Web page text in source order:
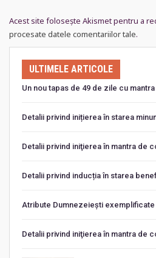
Acest site folosește Akismet pentru a
procesate datele comentariilor tale.
ULTIMELE ARTICOLE
Un nou tapas de 49 de zile cu
Detalii privind inițierea în starea
Detalii privind iniţierea în mantra de
Detalii privind inducția în starea
Atribute Dumnezeiești
Detalii privind iniţierea în mantra de